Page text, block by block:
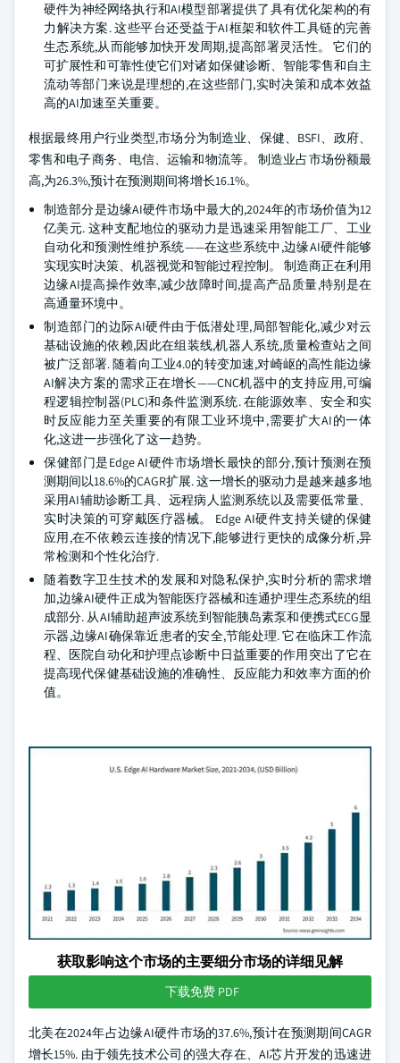
硬件为神经网络执行和AI模型部署提供了具有优化架构的有
力解决方案. 这些平台还受益于AI框架和软件工具链的完善
生态系统,从而能够加快开发周期,提高部署灵活性。 它们的
可扩展性和可靠性使它们对诸如保健诊断、智能零售和自主
流动等部门来说是理想的,在这些部门,实时决策和成本效益
高的AI加速至关重要。
根据最终用户行业类型,市场分为制造业、保健、BSFI、政府、
零售和电子商务、电信、运输和物流等。 制造业占市场份额最
高,为26.3%,预计在预测期间将增长16.1%。
制造部分是边缘AI硬件市场中最大的,2024年的市场价值为12
亿美元. 这种支配地位的驱动力是迅速采用智能工厂、工业
自动化和预测性维护系统——在这些系统中,边缘AI硬件能够
实现实时决策、机器视觉和智能过程控制。 制造商正在利用
边缘AI提高操作效率,减少故障时间,提高产品质量,特别是在
高通量环境中。
制造部门的边际AI硬件由于低潜处理,局部智能化,减少对云
基础设施的依赖,因此在组装线,机器人系统,质量检查站之间
被广泛部署. 随着向工业4.0的转变加速,对崎岖的高性能边缘
AI解决方案的需求正在增长——CNC机器中的支持应用,可编
程逻辑控制器(PLC)和条件监测系统. 在能源效率、安全和实
时反应能力至关重要的有限工业环境中,需要扩大AI的一体
化,这进一步强化了这一趋势。
保健部门是Edge AI硬件市场增长最快的部分,预计预测在预
测期间以18.6%的CAGR扩展. 这一增长的驱动力是越来越多地
采用AI辅助诊断工具、远程病人监测系统以及需要低常量、
实时决策的可穿戴医疗器械。 Edge AI硬件支持关键的保健
应用,在不依赖云连接的情况下,能够进行更快的成像分析,异
常检测和个性化治疗.
随着数字卫生技术的发展和对隐私保护,实时分析的需求增
加,边缘AI硬件正成为智能医疗器械和连通护理生态系统的组
成部分. 从AI辅助超声波系统到智能胰岛素泵和便携式ECG显
示器,边缘AI确保靠近患者的安全,节能处理. 它在临床工作流
程、医院自动化和护理点诊断中日益重要的作用突出了它在
提高现代保健基础设施的准确性、反应能力和效率方面的价
值。
获取影响这个市场的主要细分市场的详细见解
下载免费 PDF
北美在2024年占边缘AI硬件市场的37.6%,预计在预测期间CAGR
增长15%. 由于领先技术公司的强大存在、AI芯片开发的迅速进